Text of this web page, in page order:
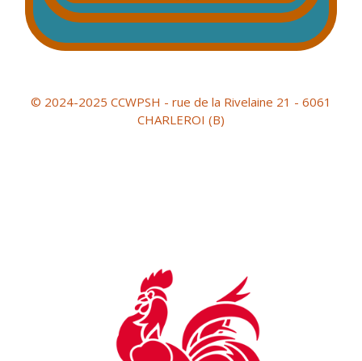
© 2024-2025 CCWPSH - rue de la Rivelaine 21 - 6061
CHARLEROI (B)